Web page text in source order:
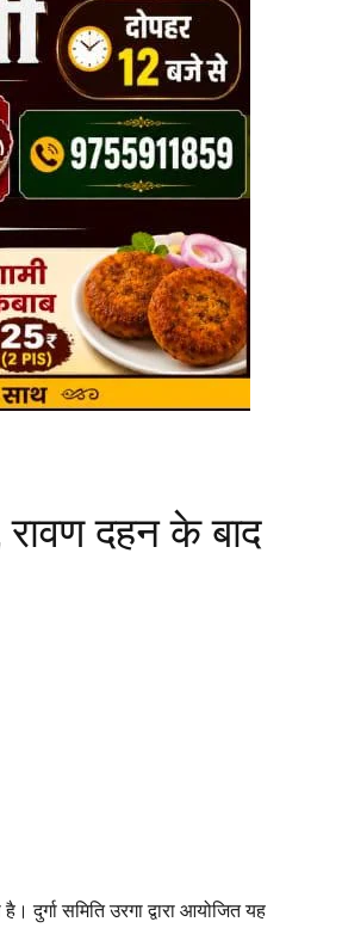
दहन के बाद
दुर्गा समिति उरगा द्वारा आयोजित यह